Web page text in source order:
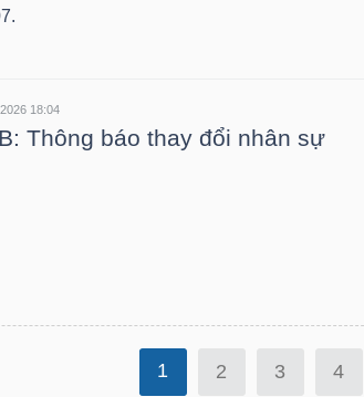
18:04
Thông báo thay đổi nhân sự
1 2 3 4